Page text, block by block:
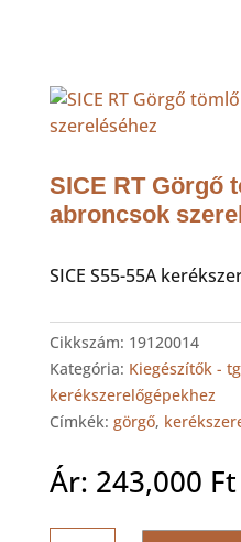
SICE RT Görgő
abroncsok
SICE S55-55A
Cikkszám: 19120014
Kategória: Kiegészítők -
kerékszerelőgépekhez
Címkék: görgő,
Ár: 243,000 Ft